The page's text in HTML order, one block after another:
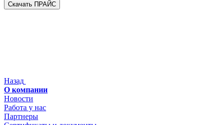
Скачать ПРАЙС
Назад
О компании
Новости
Работа у нас
Партнеры